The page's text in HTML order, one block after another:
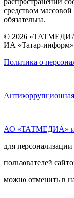
распространении
средством
обязательна.
© 2026
ИА «Татар-информ»
Политика о
АО «ТАТМЕДИА»
для персонализации
пользователей
можно отменить в